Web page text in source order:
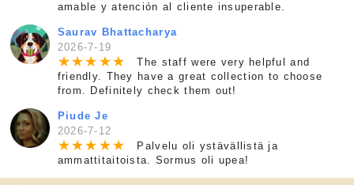
amable y atención al cliente insuperable.
Saurav Bhattacharya
2026-7-19
★★★ ★★
The staff were very helpful and
friendly. They have a great collection to choose
from. Definitely check them out!
Piude Je
2026-7-12
★★★ ★★
Palvelu oli ystävällistä ja
ammattitaitoista. Sormus oli upea!